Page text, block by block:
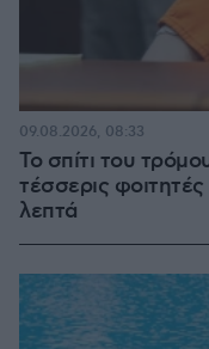
Το σπίτι του
τέσσερις
λεπτά
09.08.2026, 08:33